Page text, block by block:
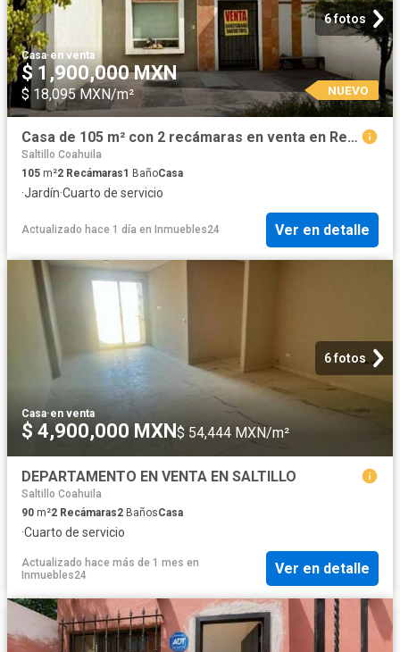
6 fotos
Casa·en venta
$ 1,900,000 MXN
$ 18,095 MXN/m² NUEVO
Casa de 105 m² con 2 recámaras en venta en Real del Sol
Saltillo Coahuila
105 m²2 Recámaras1 BañoCasa
·Jardín·Cuarto de servicio
Actualizado hace 1 día en Inmuebles24 Ver en detalle
6 fotos
Casa·en venta
$ 4,900,000 MXN$ 54,444 MXN/m²
DEPARTAMENTO EN VENTA EN SALTILLO
Saltillo Coahuila
90 m²2 Recámaras2 BañosCasa
·Cuarto de servicio
Actualizado hace más de 1 mes en
Inmuebles24
Ver en detalle